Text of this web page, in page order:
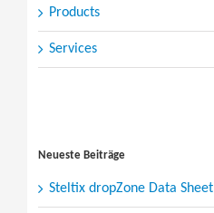
Products
Services
Neueste Beiträge
Steltix dropZone Data Sheet